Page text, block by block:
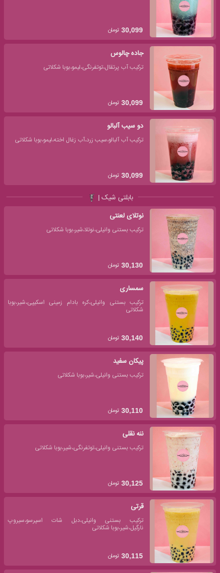
30,099 تومان
جاده چالوس
ترکیب آب پرتقال،توتفرنگی،لیمو،بوبا شکلاتی
30,099 تومان
دو سیب آلبالو
ترکیب آب آلبالو،سیب زرد،آب زغال اخته،لیمو،بوبا شکلاتی
30,099 تومان
بابلتی شیک |
نوتلای لعنتی
ترکیب بستنی وانیلی،نوتلا،شیر،بوبا شکلاتی
30,130 تومان
سمساری
ترکیب بستنی وانیلی،کره بادام زمینی اسکیپی،شیر،بوبا
شکلاتی
30,140 تومان
پیکان سفید
ترکیب بستنی وانیلی،شیر،بوبا شکلاتی
30,110 تومان
ننه نقلی
ترکیب بستنی وانیلی،توتفرنگی،شیر،بوبا شکلاتی
30,125 تومان
قرتی
ترکیب بستنی وانیلی،دبل شات اسپرسو،سیروپ
نارگیل،شیر،بوبا شکلاتی
30,115 تومان